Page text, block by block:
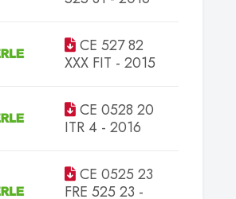
CE 527 82
XXX FIT - 2015
CE 0528 20
ITR 4 - 2016
CE 0525 23
FRE 525 23 -